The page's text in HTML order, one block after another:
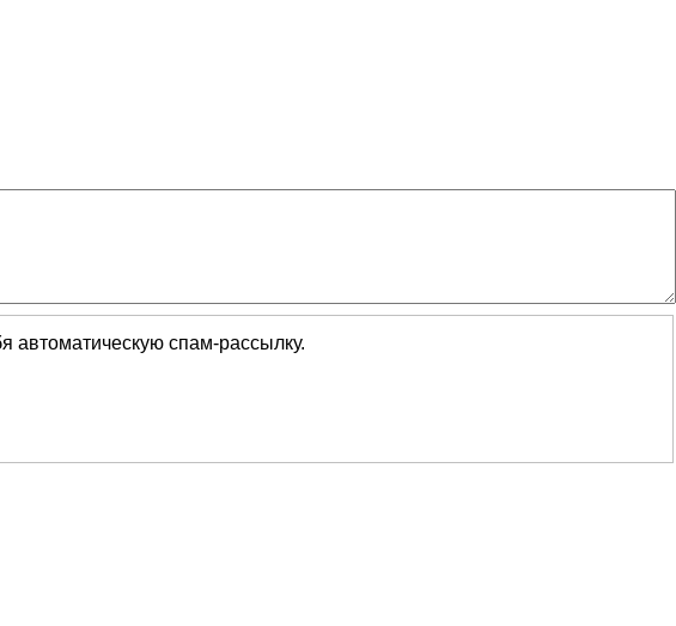
автоматическую спам-рассылку.